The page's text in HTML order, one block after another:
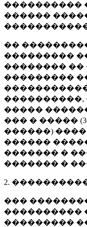
����������
������
��
���������
�������� ��
���������
����������,
�����
��� � ����� (
������)
������
������� �
������� �
2.
���
����������
���������